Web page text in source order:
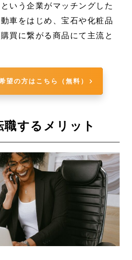
いう企業がマッチングした
車をはじめ、宝石や化粧品
買に繋がる商品にて主流と
望の方はこちら（無料）
するメリット